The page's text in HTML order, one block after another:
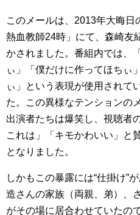
このメールは、2013年大晦日
熱血教師24時」にて、森崎友
かされました。番組内では、
ぃ」「僕だけに作ってほちぃ
ぃ」という表現が使用されて
た。この異様なテンションの
出演者たちは爆笑し、視聴者
これは」「キモかわいい」と
となりました。
しかもこの暴露には“仕掛け”
造さんの家族（両親、弟）、
がその場に居合わせていたの